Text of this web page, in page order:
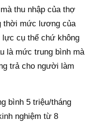
thu nhập của thợ
thời mức lương của
lực cụ thể chứ không
là mức trung bình mà
trả cho người làm
bình 5 triệu/tháng
nghiệm từ 8